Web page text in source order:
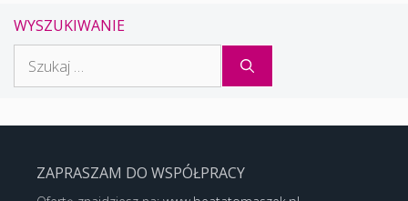
WYSZUKIWANIE
ZAPRASZAM DO WSPÓŁPRACY